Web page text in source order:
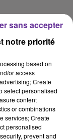
DE MIDI DU
notre priorité
based on
or access
Create
select personalised
content
or combinations
services; Create
personalised
prevent and
sans accepter